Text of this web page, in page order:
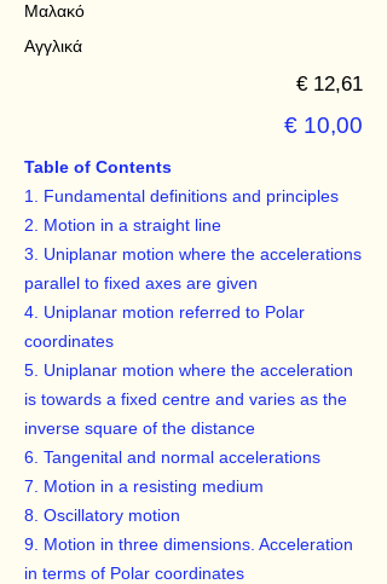
Μαλακό
Αγγλικά
€ 12,61
€ 10,00
Table of Contents
1. Fundamental definitions and principles
2. Motion in a straight line
3. Uniplanar motion where the accelerations
parallel to fixed axes are given
4. Uniplanar motion referred to Polar
coordinates
5. Uniplanar motion where the acceleration
is towards a fixed centre and varies as the
inverse square of the distance
6. Tangenital and normal accelerations
7. Motion in a resisting medium
8. Oscillatory motion
9. Motion in three dimensions. Acceleration
in terms of Polar coordinates